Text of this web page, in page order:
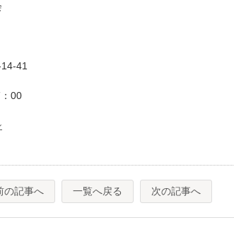
41
00
の記事へ 一覧へ戻る 次の記事へ